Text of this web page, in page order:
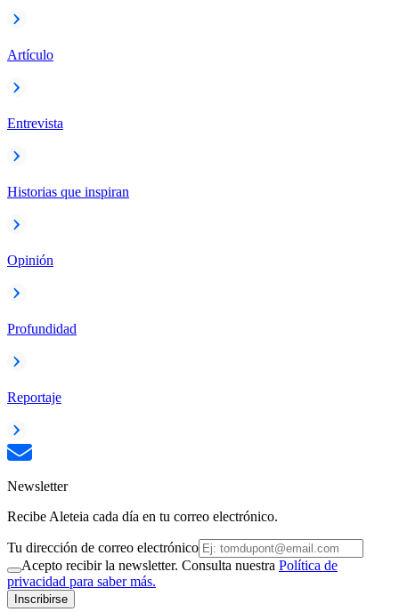
Artículo
Entrevista
Historias que inspiran
Opinión
Profundidad
Reportaje
Newsletter
Recibe Aleteia cada día en tu correo electrónico.
Tu dirección de correo electrónico
Acepto recibir la newsletter. Consulta nuestra Política de
privacidad para saber más.
Inscribirse